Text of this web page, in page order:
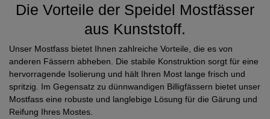
Die Vorteile der Speidel Mostfässer
aus Kunststoff.
Unser Mostfass bietet Ihnen zahlreiche Vorteile, die es von
anderen Fässern abheben. Die stabile Konstruktion sorgt für eine
hervorragende Isolierung und hält Ihren Most lange frisch und
spritzig. Im Gegensatz zu dünnwandigen Billigfässern bietet unser
Mostfass eine robuste und langlebige Lösung für die Gärung und
Reifung Ihres Mostes.